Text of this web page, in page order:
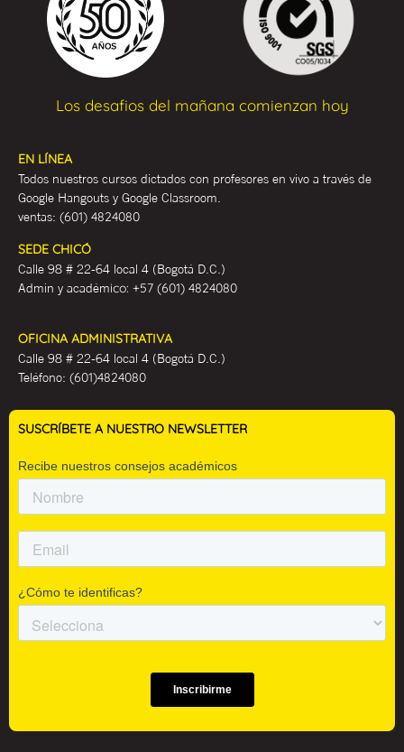
Los desafios del mañana comienzan hoy
EN LÍNEA
Todos nuestros cursos dictados con profesores en vivo a través de
Google Hangouts y Google Classroom.
ventas: (601) 4824080
SEDE CHICÓ
Calle 98 # 22-64 local 4 (Bogotá D.C.)
Admin y académico: +57 (601) 4824080
OFICINA ADMINISTRATIVA
Calle 98 # 22-64 local 4 (Bogotá D.C.)
Teléfono: (601)4824080
SUSCRÍBETE A NUESTRO NEWSLETTER